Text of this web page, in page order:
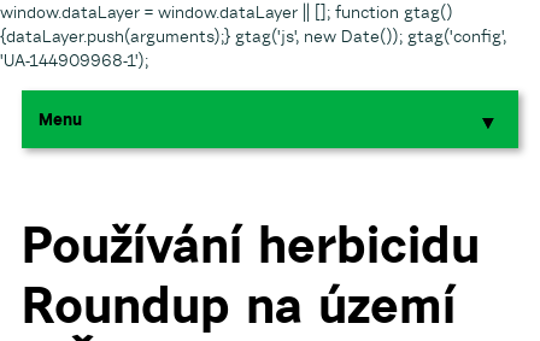
window.dataLayer = window.dataLayer || []; function gtag()
{dataLayer.push(arguments);} gtag('js', new Date()); gtag('config',
'UA-144909968-1');
Menu ▼
▼
Používání herbicidu
Roundup na území